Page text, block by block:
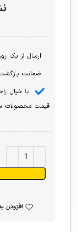
ارسال از یک
ضمانت
با خیال
افزودن